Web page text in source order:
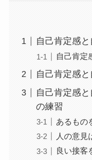
自己肯定感
自己肯定
自己肯定感
自己肯定感
の練習
あるもの
人の意見
良い接客